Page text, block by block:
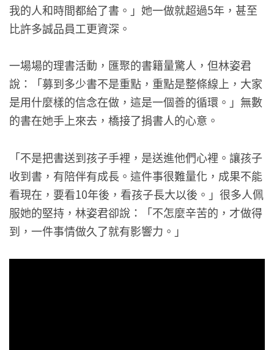
我的人和時間都給了書。」她一做就超過5年，甚至
比許多誠品員工更資深。
一場場的理書活動，匯聚的書籍量驚人，但林姿君
說：「募到多少書不是重點，重點是整條線上，大家
是用什麼樣的信念在做，這是一個善的循環。」無數
的書在她手上來去，橋接了捐書人的心意。
「不是把書送到孩子手裡，是送進他們心裡。讓孩子
收到書，有陪伴有成長。這件事很難量化，成果不能
看現在，要看10年後，看孩子長大以後。」很多人佩
服她的堅持，林姿君卻說：「不怎麼辛苦的，才做得
到，一件事情做久了就有影響力。」